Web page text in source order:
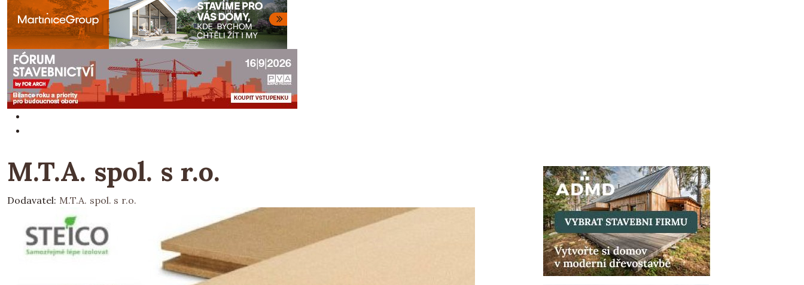
M.T.A. spol. s r.o.
Dodavatel: M.T.A. spol. s r.o.